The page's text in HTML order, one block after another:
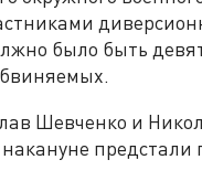
было быть
Шевченко и
предстали